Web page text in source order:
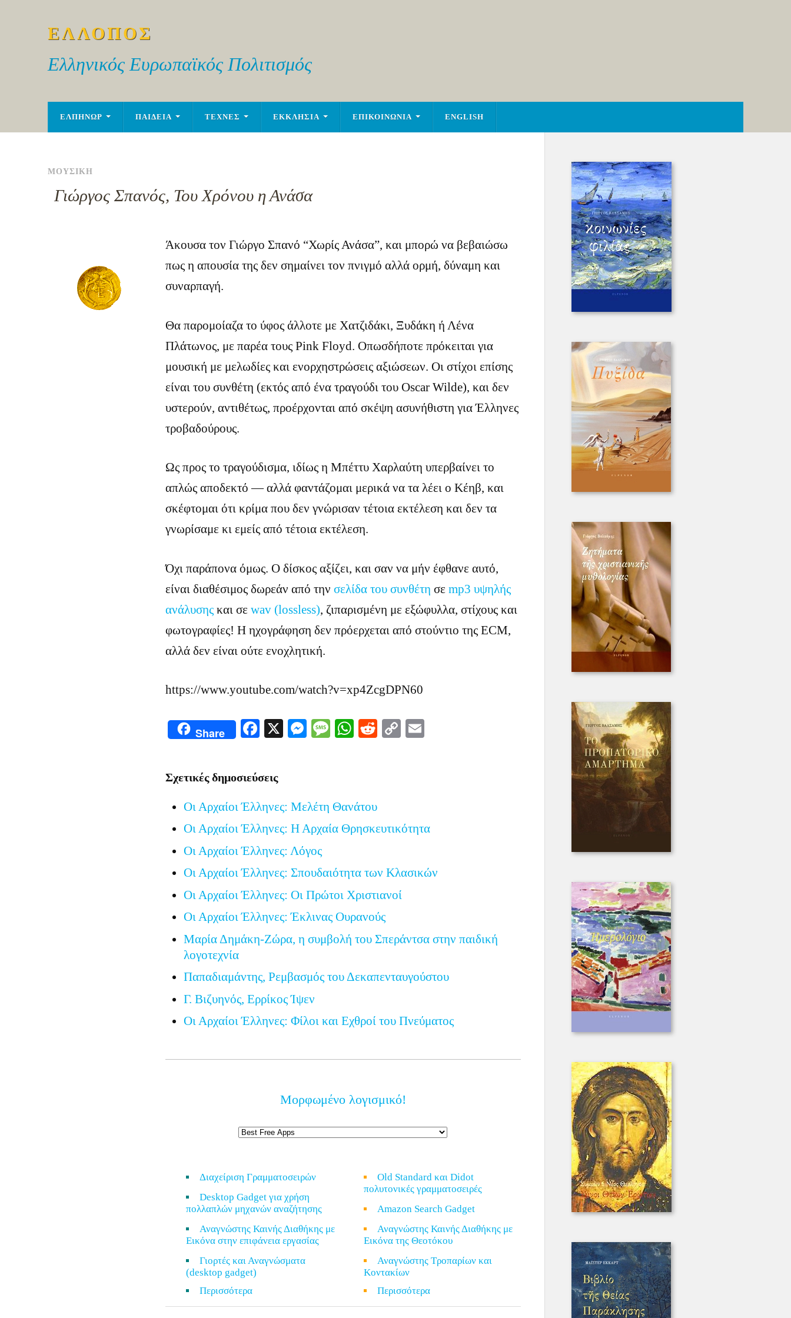
ΕΛΛΟΠΟΣ
Ελληνικός Ευρωπαϊκός Πολιτισμός
ΕΛΠΗΝΩΡ ΠΑΙΔΕΙΑ ΤΕΧΝΕΣ ΕΚΚΛΗΣΙΑ ΕΠΙΚΟΙΝΩΝΙΑ ENGLISH
ΜΟΥΣΙΚΗ
Γιώργος Σπανός, Του Χρόνου η Ανάσα
Άκουσα τον Γιώργο Σπανό “Χωρίς Ανάσα”, και μπορώ να βεβαιώσω
πως η απουσία της δεν σημαίνει τον πνιγμό αλλά ορμή, δύναμη και
συναρπαγή.
Θα παρομοίαζα το ύφος άλλοτε με Χατζιδάκι, Ξυδάκη ή Λένα
Πλάτωνος, με παρέα τους Pink Floyd. Οπωσδήποτε πρόκειται για
μουσική με μελωδίες και ενορχηστρώσεις αξιώσεων. Οι στίχοι επίσης
είναι του συνθέτη (εκτός από ένα τραγούδι του Oscar Wilde), και δεν
υστερούν, αντιθέτως, προέρχονται από σκέψη ασυνήθιστη για Έλληνες
τροβαδούρους.
Ως προς το τραγούδισμα, ιδίως η Μπέττυ Χαρλαύτη υπερβαίνει το
απλώς αποδεκτό — αλλά φαντάζομαι μερικά να τα λέει ο Κέηβ, και
σκέφτομαι ότι κρίμα που δεν γνώρισαν τέτοια εκτέλεση και δεν τα
γνωρίσαμε κι εμείς από τέτοια εκτέλεση.
Όχι παράπονα όμως. Ο δίσκος αξίζει, και σαν να μήν έφθανε αυτό,
είναι διαθέσιμος δωρεάν από την σελίδα του συνθέτη σε mp3 υψηλής
ανάλυσηςκαι σε wav (lossless), ζιπαρισμένη με εξώφυλλα, στίχους και
φωτογραφίες! Η ηχογράφηση δεν πρόερχεται από στούντιο της ECM,
αλλά δεν είναι ούτε ενοχλητική.
https://www.youtube.com/watch?v=xp4ZcgDPN60
Share Facebook
X Messenger
Message
WhatsApp
Reddit
CopyEmail
Σχετικές δημοσιεύσεις
Οι Αρχαίοι Έλληνες: Μελέτη Θανάτου
Οι Αρχαίοι Έλληνες: Η Αρχαία Θρησκευτικότητα
Οι Αρχαίοι Έλληνες: Λόγος
Οι Αρχαίοι Έλληνες: Σπουδαιότητα των Κλασικών
Οι Αρχαίοι Έλληνες: Οι Πρώτοι Χριστιανοί
Οι Αρχαίοι Έλληνες: Έκλινας Ουρανούς
Μαρία Δημάκη-Ζώρα, η συμβολή του Σπεράντσα στην παιδική
λογοτεχνία
Παπαδιαμάντης, Ρεμβασμός του Δεκαπενταυγούστου
Γ. Βιζυηνός, Ερρίκος Ίψεν
Οι Αρχαίοι Έλληνες: Φίλοι και Εχθροί του Πνεύματος
Μορφωμένο λογισμικό!
Διαχείριση Γραμματοσειρών
Desktop Gadget για χρήση
πολλαπλών μηχανών αναζήτησης
Αναγνώστης Καινής Διαθήκης με
Εικόνα στην επιφάνεια εργασίας
Γιορτές και Αναγνώσματα
(desktop gadget)
Περισσότερα
Old Standard και Didot
πολυτονικές γραμματοσειρές
Amazon Search Gadget
Αναγνώστης Καινής Διαθήκης με
Εικόνα της Θεοτόκου
Αναγνώστης Τροπαρίων και
Κοντακίων
Περισσότερα